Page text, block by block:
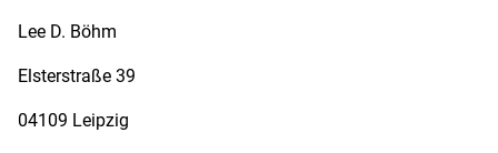
Lee D. Böhm
Elsterstraße 39
04109 Leipzig